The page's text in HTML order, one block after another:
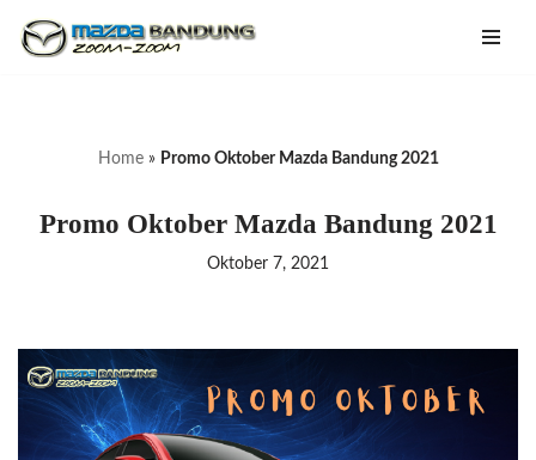
Home» Promo Oktober Mazda Bandung 2021
Promo Oktober Mazda Bandung 2021
Oktober 7, 2021